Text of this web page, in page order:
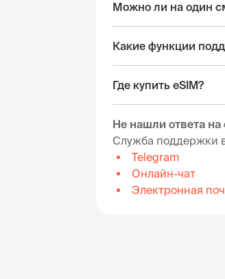
Можно ли на один
Какие функции
Где купить eSIM?
Не нашли ответа на
Служба поддержки
Telegram
Онлайн-чат
Электронная